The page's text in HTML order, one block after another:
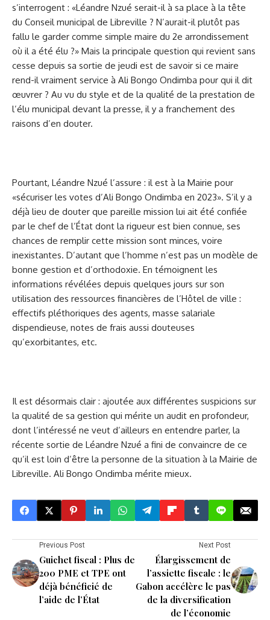
s’interrogent : «Léandre Nzué serait-il à sa place à la tête
du Conseil municipal de Libreville ? N’aurait-il plutôt pas
fallu le garder comme simple maire du 2e arrondissement
où il a été élu ?» Mais la principale question qui revient sans
cesse depuis sa sortie de jeudi est de savoir si ce maire
rend-il vraiment service à Ali Bongo Ondimba pour qui il dit
œuvrer ? Au vu du style et de la qualité de la prestation de
l’élu municipal devant la presse, il y a franchement des
raisons d’en douter.
Pourtant, Léandre Nzué l’assure : il est à la Mairie pour
«sécuriser les votes d’Ali Bongo Ondimba en 2023». S’il y a
déjà lieu de douter que pareille mission lui ait été confiée
par le chef de l’État dont la rigueur est bien connue, ses
chances de remplir cette mission sont minces, voire
inexistantes. D’autant que l’homme n’est pas un modèle de
bonne gestion et d’orthodoxie. En témoignent les
informations révélées depuis quelques jours sur son
utilisation des ressources financières de l’Hôtel de ville :
effectifs pléthoriques des agents, masse salariale
dispendieuse, notes de frais aussi douteuses
qu’exorbitantes, etc.
Il est désormais clair : ajoutée aux différentes suspicions sur
la qualité de sa gestion qui mérite un audit en profondeur,
dont l’intéressé ne veut d’ailleurs en entendre parler, la
récente sortie de Léandre Nzué a fini de convaincre de ce
qu’il est loin d’être la personne de la situation à la Mairie de
Libreville. Ali Bongo Ondimba mérite mieux.
Previous Post
Guichet fiscal : Plus de
200 PME et TPE ont
déjà bénéficié de
l’aide de l’État
Next Post
Élargissement de
l’assiette fiscale : le
Gabon accélère le pas
de la diversification
de l’économie